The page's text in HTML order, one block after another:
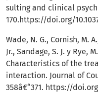
sulting and clinical
170. https://doi.org/
Wade, N. G., Cornish, M.
Jr., Sandage, S. J. y Rye,
Characteristics of the
interaction. Journal of
358â€“371. https://